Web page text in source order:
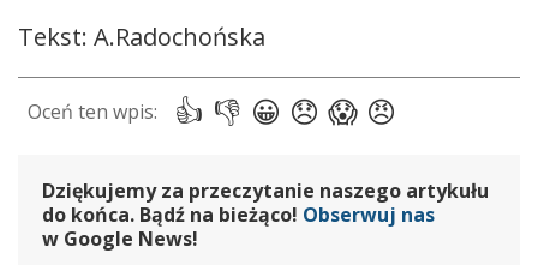
Tekst: A.Radochońska
Dziękujemy za przeczytanie naszego artykułu
do końca. Bądź na bieżąco! Obserwuj nas
w Google News!